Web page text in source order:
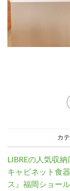
カ
LIBREの人気収
キャビネット食
ス』福岡ショー